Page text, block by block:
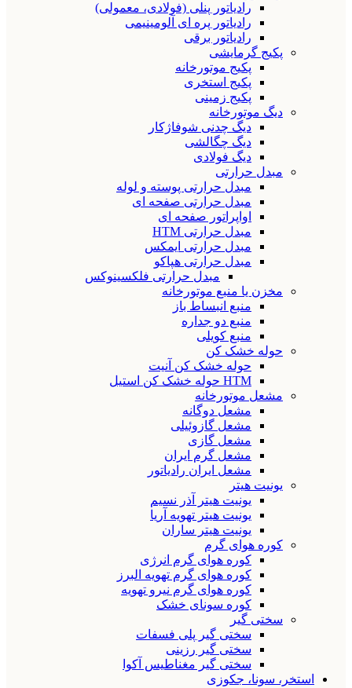
رادیاتور پنلی (فولادی، معمولی)
رادیاتور پره ای آلومینیمی
رادیاتور برقی
پکیج گرمایشی
پکیج موتورخانه
پکیج استخری
پکیج زمینی
دیگ موتورخانه
دیگ چدنی شوفاژکار
دیگ چگالشی
دیگ فولادی
مبدل حرارتی
مبدل حرارتی پوسته و لوله
مبدل حرارتی صفحه ای
اواپراتور صفحه ای
مبدل حرارتی HTM
مبدل حرارتی ایمکس
مبدل حرارتی هپاکو
مبدل حرارتی فلکسینوکس
مخزن یا منبع موتورخانه
منبع انبساط باز
منبع دو جداره
منبع کویلی
حوله خشک کن
حوله خشک کن آنیت
HTM حوله خشک کن استیل
مشعل موتورخانه
مشعل دوگانه
مشعل گازوئیلی
مشعل گازی
مشعل گرم ایران
مشعل ایران رادیاتور
یونیت هیتر
یونیت هیتر آذر نسیم
یونیت هیتر تهویه آریا
یونیت هیتر ساران
کوره هوای گرم
کوره هوای گرم انرژی
کوره هوای گرم تهویه البرز
کوره هوای گرم نیرو تهویه
کوره سونای خشک
سختی گیر
سختی گیر پلی فسفات
سختی گیر رزینی
سختی گیر مغناطیس آکوا
استخر، سونا، جکوزی